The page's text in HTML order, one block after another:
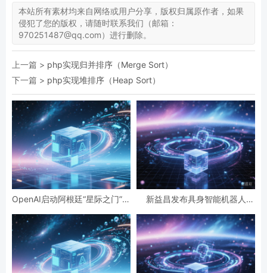
本站所有素材均来自网络或用户分享，版权归属原作者，如果
侵犯了您的版权，请随时联系我们（邮箱：
970251487@qq.com）进行删除。
上一篇 > php实现归并排序（Merge Sort）
下一篇 > php实现堆排序（Heap Sort）
OpenAI启动阿根廷“星际之门”项
新益昌发布具身智能机器人